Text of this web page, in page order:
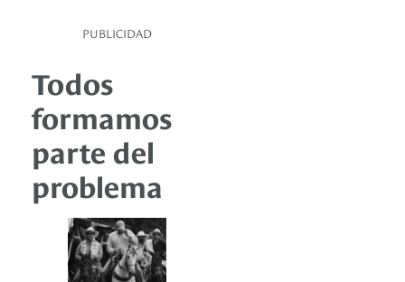
PUBLICIDAD
Todos
formamos
parte del
problema